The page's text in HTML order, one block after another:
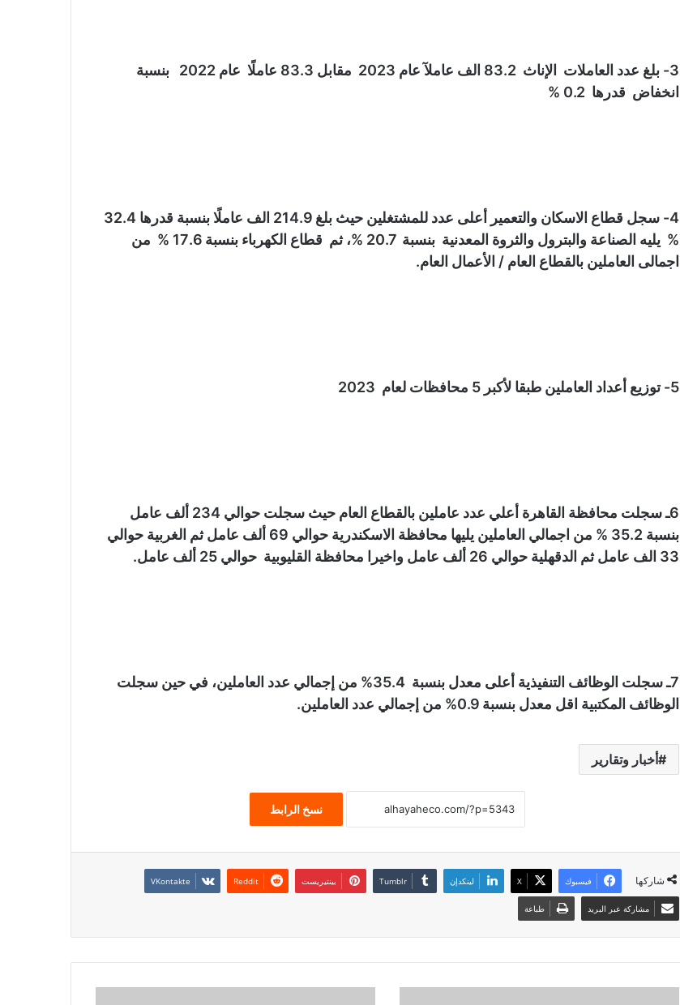
3- بلغ عدد العاملات الإناث 83.2 الف عاملآ عام 2023 مقابل 83.3 عاملًا عام 2022 بنسبة
انخفاض قدرها 0.2 %
% يليه الصناعة والبترول والثروة المعدنية بنسبة 20.7 %، ثم قطاع الكهرباء بنسبة 17.6 % من
اجمالى العاملين بالقطاع العام / الأعمال العام.
5- توزيع أعداد العاملين طبقا لأكبر 5 محافظات لعام 2023
6ـ سجلت محافظة القاهرة أعلي عدد عاملين بالقطاع العام حيث سجلت حوالي 234 ألف عامل
بنسبة 35.2 % من اجمالي العاملين يليها محافظة الاسكندرية حوالي 69 ألف عامل ثم الغربية حوالي
33 الف عامل ثم الدقهلية حوالي 26 ألف عامل واخيرا محافظة القليوبية حوالي 25 ألف عامل.
7ـ سجلت الوظائف التنفيذية أعلى معدل بنسبة 35.4% من إجمالي عدد العاملين، في حين سجلت
الوظائف المكتبية اقل معدل بنسبة 0.9% من إجمالي عدد العاملين.
أخبار وتقارير
نسخ الرابط
شاركها فيسبوك X لينكدإن بينتيريست
مشاركة عبر البريد طباعة